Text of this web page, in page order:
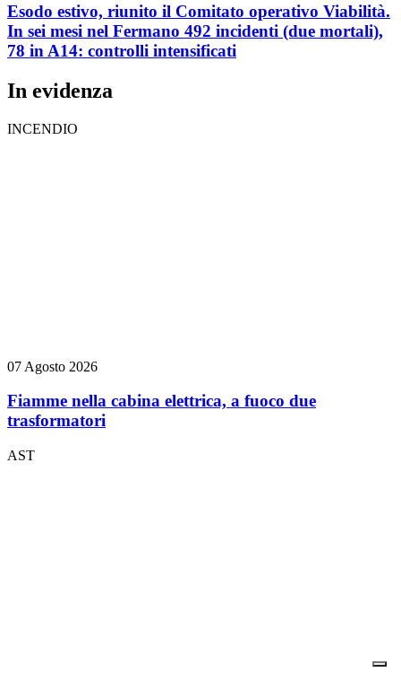
Esodo estivo, riunito il Comitato operativo Viabilità.
In sei mesi nel Fermano 492 incidenti (due mortali),
78 in A14: controlli intensificati
In evidenza
INCENDIO
07 Agosto 2026
Fiamme nella cabina elettrica, a fuoco due
trasformatori
AST